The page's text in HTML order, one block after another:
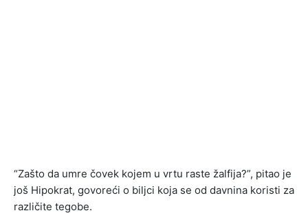
“Zašto da umre čovek kojem u vrtu raste žalfija?”, pitao je
još Hipokrat, govoreći o biljci koja se od davnina koristi za
različite tegobe.